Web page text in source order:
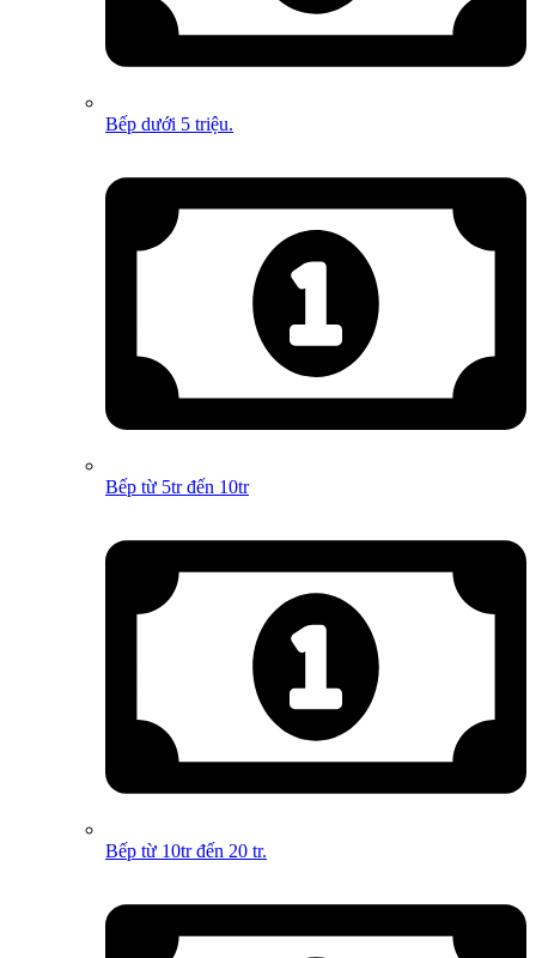
Bếp dưới 5 triệu.
Bếp từ 5tr đến 10tr
Bếp từ 10tr đến 20 tr.